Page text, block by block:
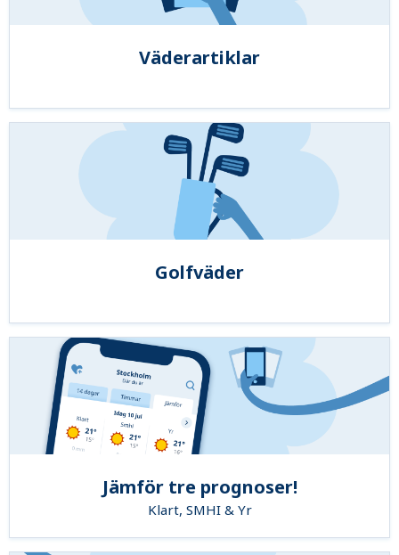
Väderartiklar
Golfväder
Jämför tre prognoser!
Klart, SMHI & Yr